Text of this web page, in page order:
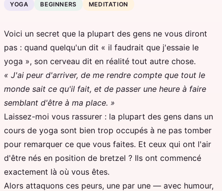
YOGA BEGINNERS MEDITATION
Voici un secret que la plupart des gens ne vous diront
pas : quand quelqu'un dit « il faudrait que j'essaie le
yoga », son cerveau dit en réalité tout autre chose.
« J'ai peur d'arriver, de me rendre compte que tout le
monde sait ce qu'il fait, et de passer une heure à faire
semblant d'être à ma place. »
Laissez-moi vous rassurer : la plupart des gens dans un
cours de yoga sont bien trop occupés à ne pas tomber
pour remarquer ce que vous faites. Et ceux qui ont l'air
d'être nés en position de bretzel ? Ils ont commencé
exactement là où vous êtes.
Alors attaquons ces peurs, une par une — avec humour,